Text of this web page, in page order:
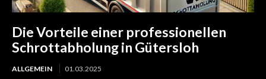
Die Vorteile einer professionellen
Schrottabholung in Gütersloh
ALLGEMEIN 01.03.2025